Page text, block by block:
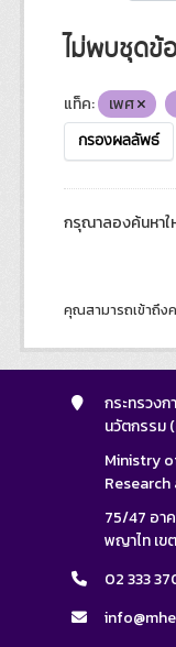
ไม่พบชุดข้
แท็ค: เพศ
กรองผลลัพธ์
กรุณาลองค้นหาใ
คุณสามารถเข้าถึง
กระทรวง
นวัตกรรม
Ministry
Research
75/47 อา
พญาไท เข
02 333